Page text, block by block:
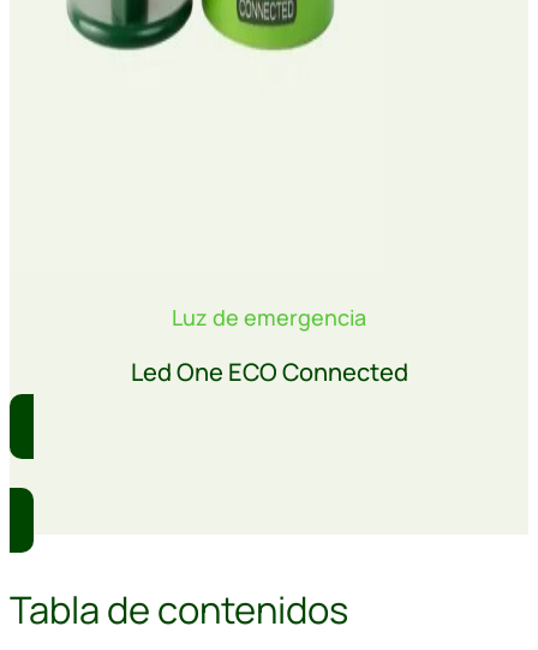
Luz de emergencia
Led One ECO Connected
Tabla de contenidos